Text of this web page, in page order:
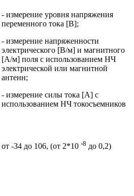
- измерение уровня напряжения
переменного тока [В];
- измерение напряженности
электрического [В/м] и магнитного
[А/м] поля с использованием НЧ
электрической или магнитной
антенн;
- измерение силы тока [А] с
использованием НЧ токосъемников
от -34 до 106, (от 2*10 -8 до 0,2)